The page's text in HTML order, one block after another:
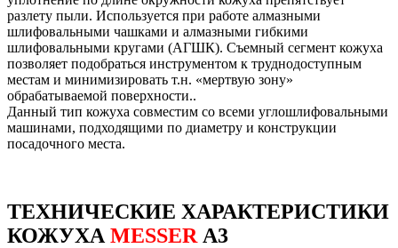
разлету пыли. Используется при работе алмазными
шлифовальными чашками и алмазными гибкими
шлифовальными кругами (АГШК). Съемный сегмент кожуха
позволяет подобраться инструментом к труднодоступным
местам и минимизировать т.н. «мертвую зону»
обрабатываемой поверхности..
Данный тип кожуха совместим со всеми углошлифовальными
машинами, подходящими по диаметру и конструкции
посадочного места.
ТЕХНИЧЕСКИЕ ХАРАКТЕРИСТИКИ
КОЖУХА MESSER А3